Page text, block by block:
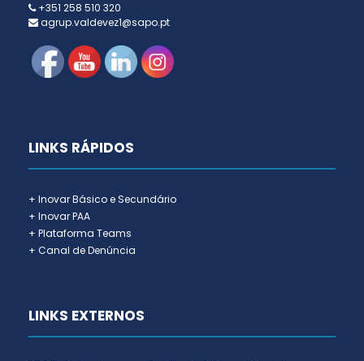
+351 258 510 320
agrup.valdevez1@sapo.pt
LINKS RÁPIDOS
+ Inovar Básico e Secundário
+ Inovar PAA
+ Plataforma Teams
+ Canal de Denúncia
LINKS EXTERNOS